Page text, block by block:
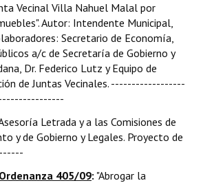
Vecinal Villa Nahuel Malal por
Autor: Intendente Municipal,
Secretario de Economía,
a/c de Secretaría de Gobierno y
Dr. Federico Lutz y Equipo de
de Juntas Vecinales. ------------------
Asesoría Letrada y a las Comisiones de
y de Gobierno y Legales. Proyecto de
405/09: "Abrogar la